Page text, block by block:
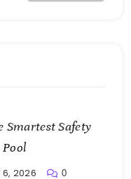
Smartest Safety
2026 0